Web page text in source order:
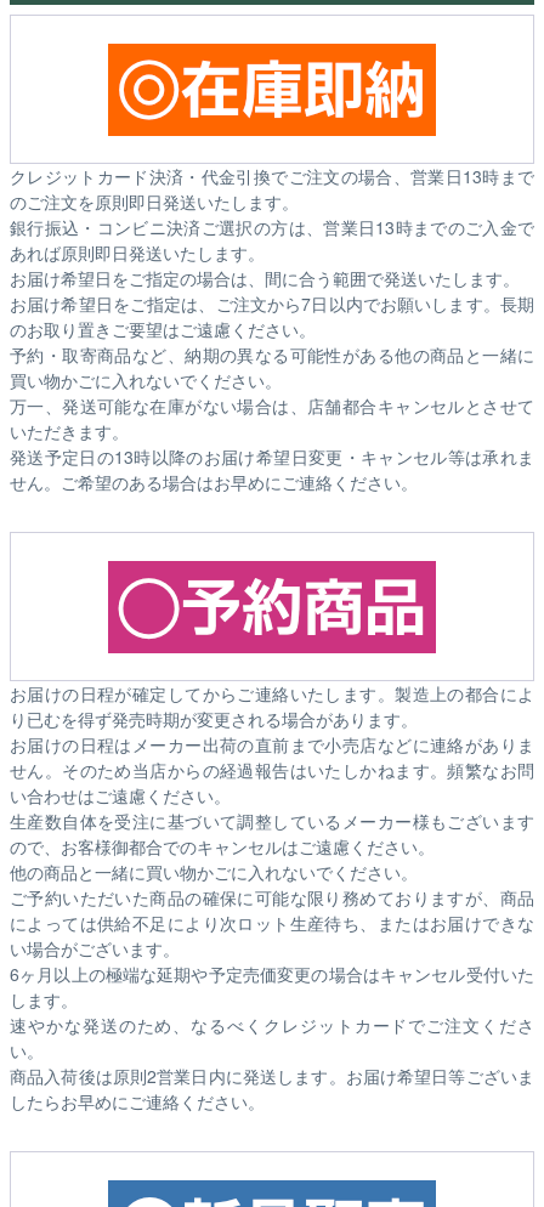
クレジットカード決済・代金引換でご注文の場合、営業日13時まで
のご注文を原則即日発送いたします。
銀行振込・コンビニ決済ご選択の方は、営業日13時までのご入金で
あれば原則即日発送いたします。
お届け希望日をご指定の場合は、間に合う範囲で発送いたします。
お届け希望日をご指定は、ご注文から7日以内でお願いします。長期
のお取り置きご要望はご遠慮ください。
予約・取寄商品など、納期の異なる可能性がある他の商品と一緒に
買い物かごに入れないでください。
万一、発送可能な在庫がない場合は、店舗都合キャンセルとさせて
いただきます。
発送予定日の13時以降のお届け希望日変更・キャンセル等は承れま
せん。ご希望のある場合はお早めにご連絡ください。
お届けの日程が確定してからご連絡いたします。製造上の都合によ
り已むを得ず発売時期が変更される場合があります。
お届けの日程はメーカー出荷の直前まで小売店などに連絡がありま
せん。そのため当店からの経過報告はいたしかねます。頻繁なお問
い合わせはご遠慮ください。
生産数自体を受注に基づいて調整しているメーカー様もございます
ので、お客様御都合でのキャンセルはご遠慮ください。
他の商品と一緒に買い物かごに入れないでください。
ご予約いただいた商品の確保に可能な限り務めておりますが、商品
によっては供給不足により次ロット生産待ち、またはお届けできな
い場合がございます。
6ヶ月以上の極端な延期や予定売価変更の場合はキャンセル受付いた
します。
速やかな発送のため、なるべくクレジットカードでご注文くださ
い。
商品入荷後は原則2営業日内に発送します。お届け希望日等ございま
したらお早めにご連絡ください。